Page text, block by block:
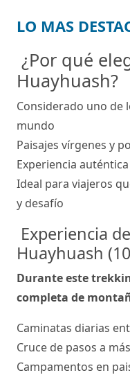
LO MAS
¿Por qué
Huayhuash?
Considerado uno de
mundo
Paisajes vírgenes y
Experiencia
Ideal para viajeros
y desafío
Experiencia
Huayhuash
Durante este
completa de
Caminatas diarias
Cruce de pasos a
Campamentos en